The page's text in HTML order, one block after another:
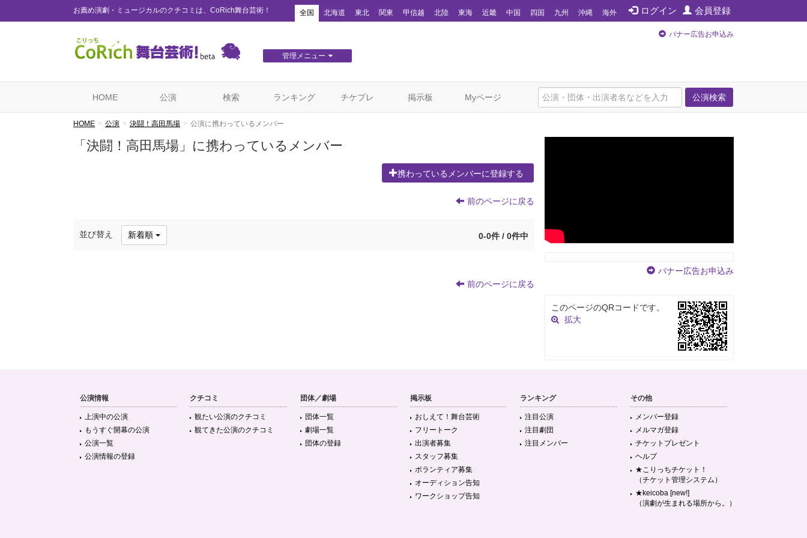
お薦め演劇・ミュージカルのクチコミは、CoRich舞台芸術！ ログイン 会員登録
全国 北海道 東北 関東 甲信越 北陸 東海 近畿 中国 四国 九州 沖縄 海外
管理メニュー
バナー広告お申込み
公演検索
HOME 公演 検索 ランキング チケプレ 掲示板 Myページ
HOME 公演 決闘！高田馬場 公演に携わっているメンバー
「決闘！高田馬場」に携わっているメンバー
携わっているメンバーに登録する
前のページに戻る
並び替え 新着順 0-0件 / 0件中
前のページに戻る
バナー広告お申込み
このページのQRコードです。
拡大
公演情報
上演中の公演
もうすぐ開幕の公演
公演一覧
公演情報の登録
クチコミ
観たい公演のクチコミ
観てきた公演のクチコミ
団体／劇場
団体一覧
劇場一覧
団体の登録
掲示板
おしえて！舞台芸術
フリートーク
出演者募集
スタッフ募集
ボランティア募集
オーディション告知
ワークショップ告知
ランキング
注目公演
注目劇団
注目メンバー
その他
メンバー登録
メルマガ登録
チケットプレゼント
ヘルプ
★こりっちチケット！
（チケット管理システム）
★keicoba [new!]
（演劇が生まれる場所から。）